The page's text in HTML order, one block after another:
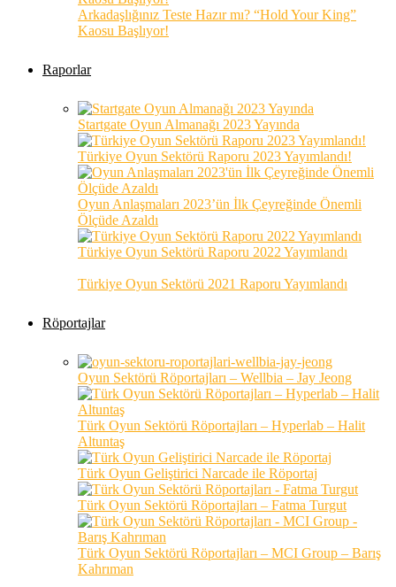
Arkadaşlığınız Teste Hazır mı? “Hold Your King”
Kaosu Başlıyor!
Raporlar
Startgate Oyun Almanağı 2023 Yayında
Türkiye Oyun Sektörü Raporu 2023 Yayımlandı!
Oyun Anlaşmaları 2023’ün İlk Çeyreğinde Önemli
Ölçüde Azaldı
Türkiye Oyun Sektörü Raporu 2022 Yayımlandı
Türkiye Oyun Sektörü 2021 Raporu Yayımlandı
Röportajlar
Oyun Sektörü Röportajları – Wellbia – Jay Jeong
Türk Oyun Sektörü Röportajları – Hyperlab – Halit
Altuntaş
Türk Oyun Geliştirici Narcade ile Röportaj
Türk Oyun Sektörü Röportajları – Fatma Turgut
Türk Oyun Sektörü Röportajları – MCI Group – Barış
Kahrıman